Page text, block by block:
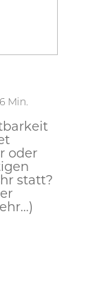
6 Min.
oder
statt?